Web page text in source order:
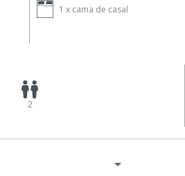
1 x cama de casal
2